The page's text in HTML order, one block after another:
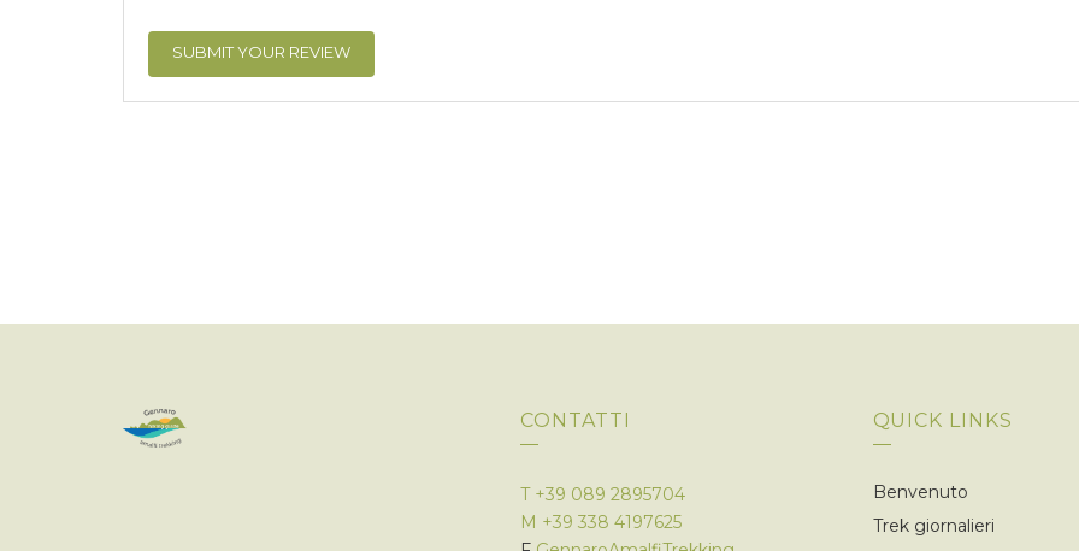
CONTATTI
T +39 089 2895704
M +39 338 4197625
QUICK LINKS
Benvenuto
Trek giornalieri